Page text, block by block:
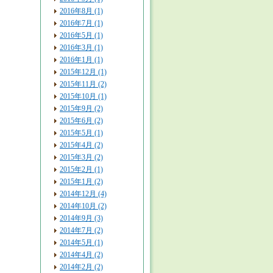
2016年8月 (1)
2016年7月 (1)
2016年5月 (1)
2016年3月 (1)
2016年1月 (1)
2015年12月 (1)
2015年11月 (2)
2015年10月 (1)
2015年9月 (2)
2015年6月 (2)
2015年5月 (1)
2015年4月 (2)
2015年3月 (2)
2015年2月 (1)
2015年1月 (2)
2014年12月 (4)
2014年10月 (2)
2014年9月 (3)
2014年7月 (2)
2014年5月 (1)
2014年4月 (2)
2014年2月 (2)